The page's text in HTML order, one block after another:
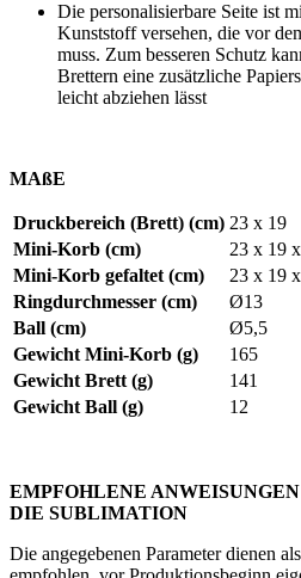
Die personalisierbare Seite ist
Kunststoff versehen, die vor
muss. Zum besseren Schutz
Brettern eine zusätzliche
leicht abziehen lässt
MAßE
Druckbereich (Brett) (cm) 23 x 19
Mini-Korb (cm)
23 x 19
Mini-Korb gefaltet (cm)
23 x 19
Ringdurchmesser (cm)
Ø13
Ball (cm)
Ø5,5
Gewicht Mini-Korb (g)
165
Gewicht Brett (g)
141
Gewicht Ball (g)
12
EMPFOHLENE
DIE SUBLIMATION
Die angegebenen Parameter dienen als